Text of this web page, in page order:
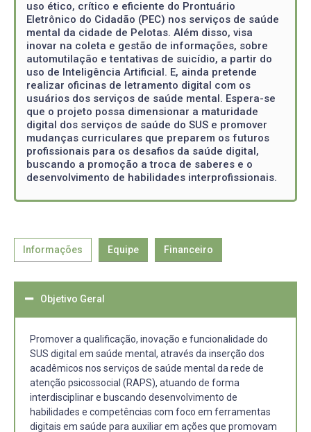
uso ético, crítico e eficiente do Prontuário
Eletrônico do Cidadão (PEC) nos serviços de saúde
mental da cidade de Pelotas. Além disso, visa
inovar na coleta e gestão de informações, sobre
automutilação e tentativas de suicídio, a partir do
uso de Inteligência Artificial. E, ainda pretende
realizar oficinas de letramento digital com os
usuários dos serviços de saúde mental. Espera-se
que o projeto possa dimensionar a maturidade
digital dos serviços de saúde do SUS e promover
mudanças curriculares que preparem os futuros
profissionais para os desafios da saúde digital,
buscando a promoção a troca de saberes e o
desenvolvimento de habilidades interprofissionais.
Informações Equipe Financeiro
Objetivo Geral
Promover a qualificação, inovação e funcionalidade do
SUS digital em saúde mental, através da inserção dos
acadêmicos nos serviços de saúde mental da rede de
atenção psicossocial (RAPS), atuando de forma
interdisciplinar e buscando desenvolvimento de
habilidades e competências com foco em ferramentas
digitais em saúde para auxiliar em ações que promovam